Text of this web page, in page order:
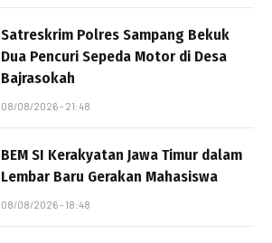
Satreskrim Polres Sampang Bekuk
Dua Pencuri Sepeda Motor di Desa
Bajrasokah
08/08/2026 - 21:48
BEM SI Kerakyatan Jawa Timur dalam
Lembar Baru Gerakan Mahasiswa
08/08/2026 - 18:48